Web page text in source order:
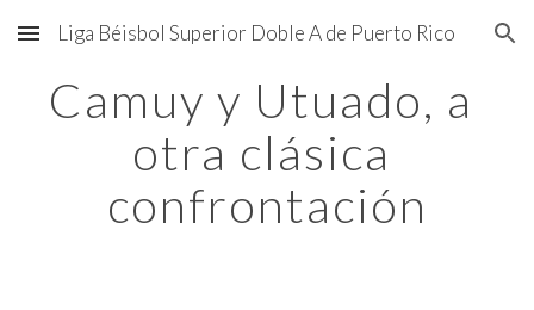
Skip to main content Skip to navigation
Liga Béisbol Superior Doble A de Puerto Rico
Camuy y Utuado, a
otra clásica
confrontación